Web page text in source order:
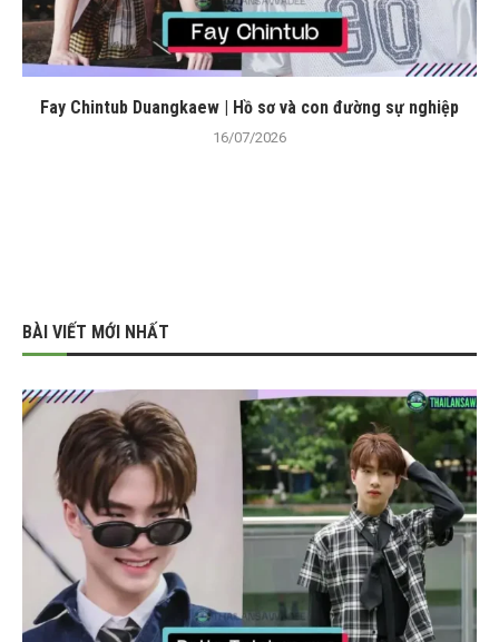
Fay Chintub Duangkaew | Hồ sơ và con đường sự nghiệp
16/07/2026
BÀI VIẾT MỚI NHẤT